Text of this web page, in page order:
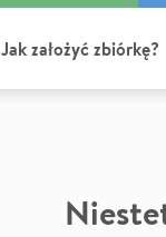
Jak założyć zbiórkę?